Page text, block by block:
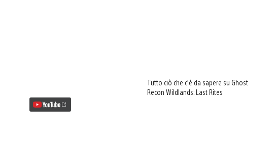
Tutto ciò che c’è da sapere su Ghost
Recon Wildlands: Last Rites